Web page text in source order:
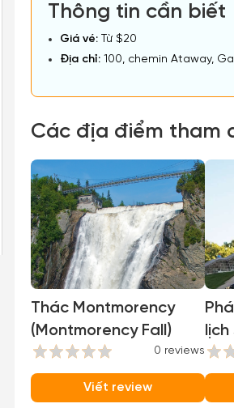
Thông tin cần biết
Giá vé: Từ $20
Địa chỉ: 100, chemin Ataway,
Các địa điểm tham
Thác Montmorency
(Montmorency Fall)
0 reviews
Viết review
of